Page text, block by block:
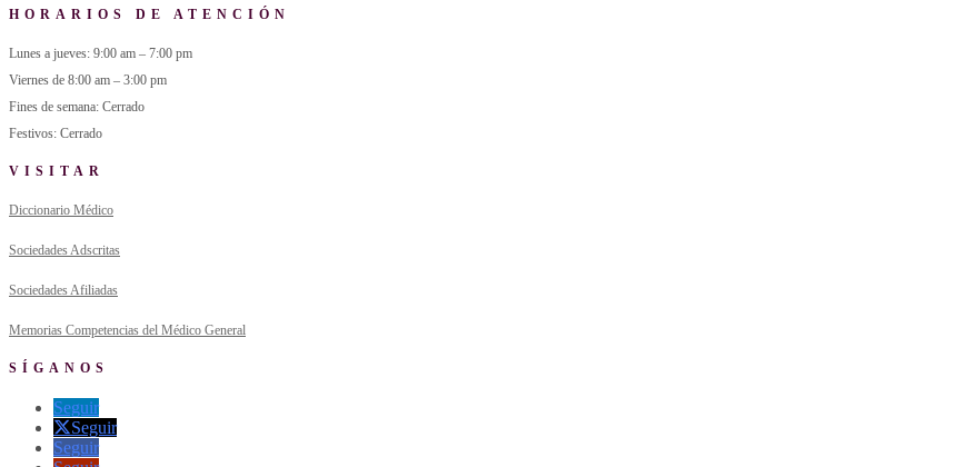
HORARIOS DE ATENCIÓN
Lunes a jueves: 9:00 am – 7:00 pm
Viernes de 8:00 am – 3:00 pm
Fines de semana: Cerrado
Festivos: Cerrado
VISITAR
Diccionario Médico
Sociedades Adscritas
Sociedades Afiliadas
Memorias Competencias del Médico General
SÍGANOS
Seguir
Seguir
Seguir